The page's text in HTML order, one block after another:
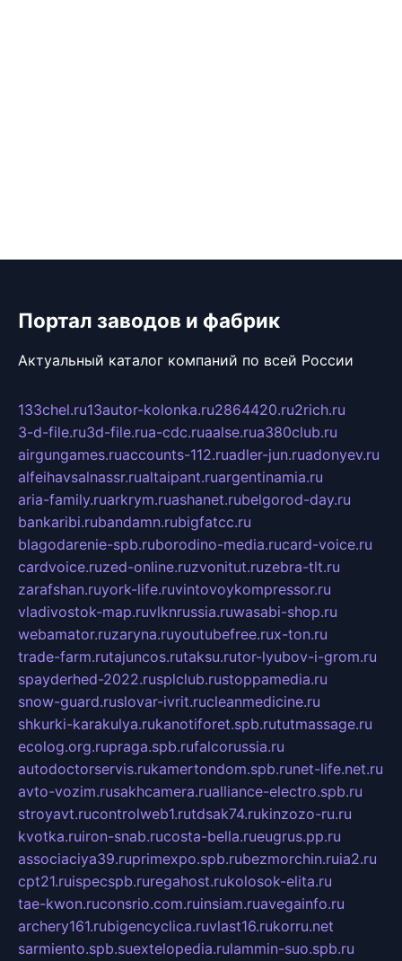
Портал заводов и фабрик
Актуальный каталог компаний по всей России
133chel.ru13autor-kolonka.ru2864420.ru2rich.ru
3-d-file.ru3d-file.rua-cdc.ruaalse.rua380club.ru
airgungames.ruaccounts-112.ruadler-jun.ruadonyev.ru
alfeihavsalnassr.rualtaipant.ruargentinamia.ru
aria-family.ruarkrym.ruashanet.rubelgorod-day.ru
bankaribi.rubandamn.rubigfatcc.ru
blagodarenie-spb.ruborodino-media.rucard-voice.ru
cardvoice.ruzed-online.ruzvonitut.ruzebra-tlt.ru
zarafshan.ruyork-life.ruvintovoykompressor.ru
vladivostok-map.ruvlknrussia.ruwasabi-shop.ru
webamator.ruzaryna.ruyoutubefree.rux-ton.ru
trade-farm.rutajuncos.rutaksu.rutor-lyubov-i-grom.ru
spayderhed-2022.rusplclub.rustoppamedia.ru
snow-guard.ruslovar-ivrit.rucleanmedicine.ru
shkurki-karakulya.rukanotiforet.spb.rututmassage.ru
ecolog.org.rupraga.spb.rufalcorussia.ru
autodoctorservis.rukamertondom.spb.runet-life.net.ru
avto-vozim.rusakhcamera.rualliance-electro.spb.ru
stroyavt.rucontrolweb1.rutdsak74.rukinzozo-ru.ru
kvotka.ruiron-snab.rucosta-bella.rueugrus.pp.ru
associaciya39.ruprimexpo.spb.rubezmorchin.ruia2.ru
cpt21.ruispecspb.ruregahost.rukolosok-elita.ru
tae-kwon.ruconsrio.com.ruinsiam.ruavegainfo.ru
archery161.rubigencyclica.ruvlast16.rukorru.net
sarmiento.spb.suextelopedia.rulammin-suo.spb.ru